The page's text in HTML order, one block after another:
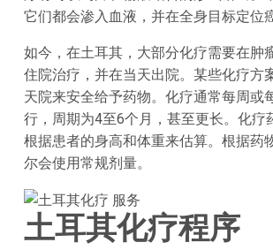
它们都会渗入血液，并在全身目标定位
如今，在土耳其，大部分化疗需要在肿
住院治疗，并在当天出院。某些化疗方
天院来安全给予药物。化疗通常每周或
行，周期为4至6个月，甚至更长。化疗
根据患者的身高和体重来估算。根据药
尔会使用常规剂量。
土耳其化疗程序